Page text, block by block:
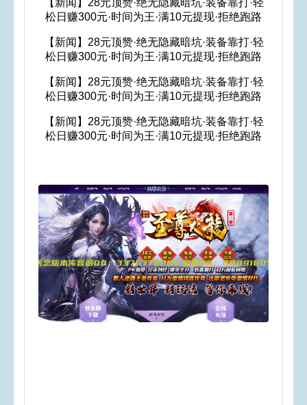
松日赚300元·时间为王·满10元提现·拒绝跑路
【新闻】28元顶赞·绝无隐藏暗坑·装备靠打·轻
松日赚300元·时间为王·满10元提现·拒绝跑路
【新闻】28元顶赞·绝无隐藏暗坑·装备靠打·轻
松日赚300元·时间为王·满10元提现·拒绝跑路
【新闻】28元顶赞·绝无隐藏暗坑·装备靠打·轻
松日赚300元·时间为王·满10元提现·拒绝跑路